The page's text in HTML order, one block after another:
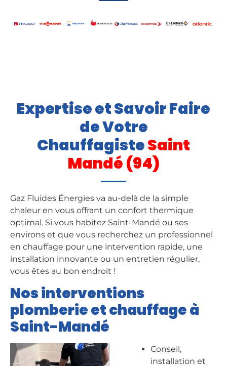
Expertise et Savoir Faire
de Votre
ChauffagisteSaint
Mandé (94)
Gaz Fluides Énergies va au-delà de la simple
chaleur en vous offrant un confort thermique
optimal. Si vous habitez Saint-Mandé ou ses
environs et que vous recherchez un professionnel
en chauffage pour une intervention rapide, une
installation innovante ou un entretien régulier,
vous êtes au bon endroit !
Nos interventions
plomberie et chauffage à
Saint-Mandé
Conseil,
installation et